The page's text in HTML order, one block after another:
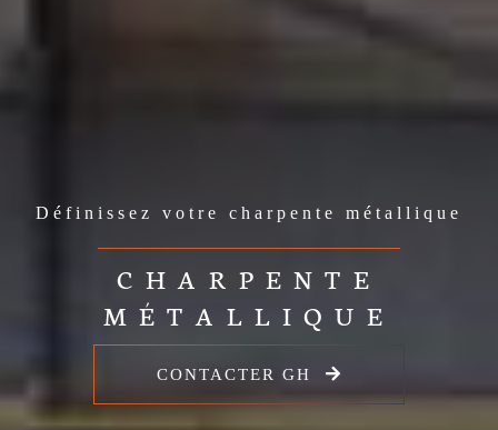
Définissez votre charpente métallique
CHARPENTE
MÉTALLIQUE
CONTACTER GH